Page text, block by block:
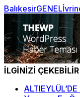
BalıkesirGENEL
İLGİNİZİ ÇEKEBİLİR